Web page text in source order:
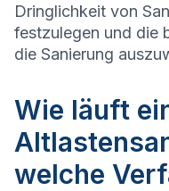
Dringlichkeit von
festzulegen und die
die Sanierung
Wie läuft
welche